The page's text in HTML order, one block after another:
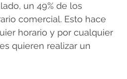
un 49% de los
comercial. Esto hace
horario y por cualquier
quieren realizar un